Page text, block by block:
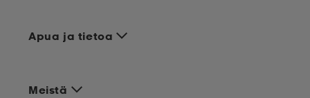
Apua ja tietoa
Meistä